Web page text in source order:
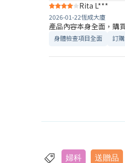
Rita L***
2026-01-22恆成大廈
產品內容本身全面，購
身體檢查項目全面 訂
婦科 送贈品